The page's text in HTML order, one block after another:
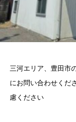
三河エリア、豊田市
にお問い合わせくだ
慮ください